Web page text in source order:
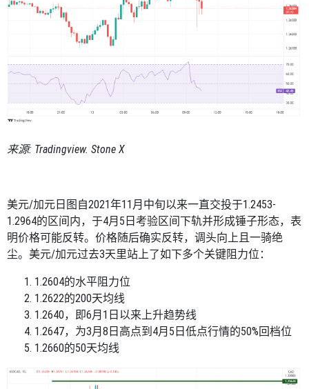
来源: Tradingview. Stone X
美元/加元日图自2021年11月中旬以来一直交投于1.2453-
1.2964的区间内，于4月 5 日考验区间下轨并形成锤子形态，表
明价格可能反转。价格随后确实反转，调头向上且一骑绝
尘。美元/加元过去3天里站上了如下多个关键阻力位：
1.2604的水平阻力位
1.2622的200天均线
1.2640，即6月 1 日以来上升趋势线
1.2647，为3月 8 日高点到 4月 5 日低点行情的50%回档位
1.2660的50天均线